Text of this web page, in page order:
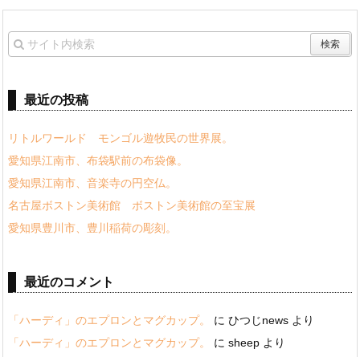
最近の投稿
リトルワールド モンゴル遊牧民の世界展。
愛知県江南市、布袋駅前の布袋像。
愛知県江南市、音楽寺の円空仏。
名古屋ボストン美術館 ボストン美術館の至宝展
愛知県豊川市、豊川稲荷の彫刻。
最近のコメント
「ハーディ」のエプロンとマグカップ。 に ひつじnews より
「ハーディ」のエプロンとマグカップ。
に sheep より